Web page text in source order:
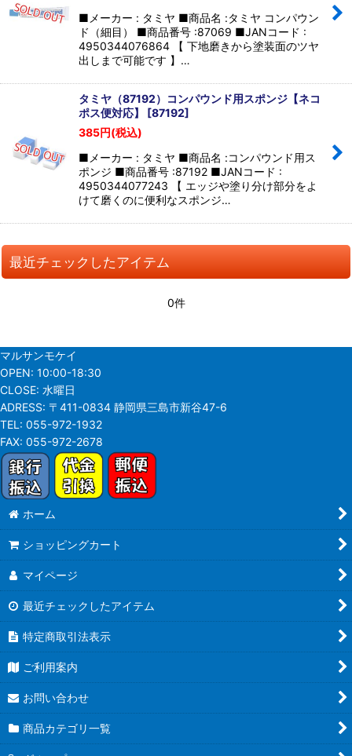
■メーカー : タミヤ ■商品名 :タミヤ コンパウン
ド（細目） ■商品番号 :87069 ■JANコード :
4950344076864 【 下地磨きから塗装面のツヤ
出しまで可能です 】…
タミヤ（87192）コンパウンド用スポンジ【ネコ
ポス便対応】 [87192]
385円(税込)
■メーカー : タミヤ ■商品名 :コンパウンド用ス
ポンジ ■商品番号 :87192 ■JANコード :
4950344077243 【 エッジや塗り分け部分をよ
けて磨くのに便利なスポンジ…
最近チェックしたアイテム
0件
マルサンモケイ
OPEN: 10:00-18:30
CLOSE: 水曜日
ADRESS: 〒411-0834 静岡県三島市新谷47-6
TEL: 055-972-1932
FAX: 055-972-2678
ホーム
ショッピングカート
マイページ
最近チェックしたアイテム
特定商取引法表示
ご利用案内
お問い合わせ
商品カテゴリ一覧